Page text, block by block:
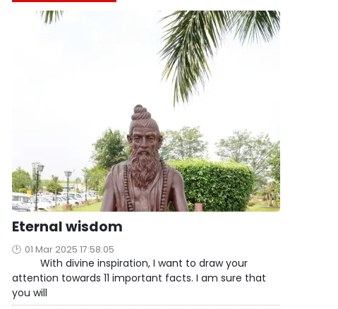
Eternal wisdom
01 Mar 2025 17:58:05
With divine inspiration, I want to draw your
attention towards 11 important facts. I am sure that
you will